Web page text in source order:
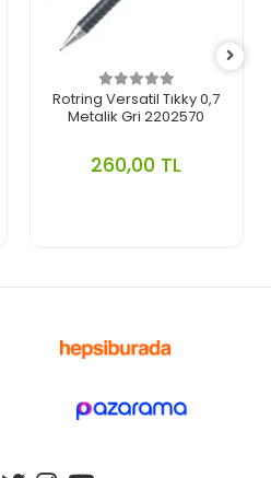
Rotring Versatil Tıkky 0,7
Metalik Gri 2202570
260,00 TL